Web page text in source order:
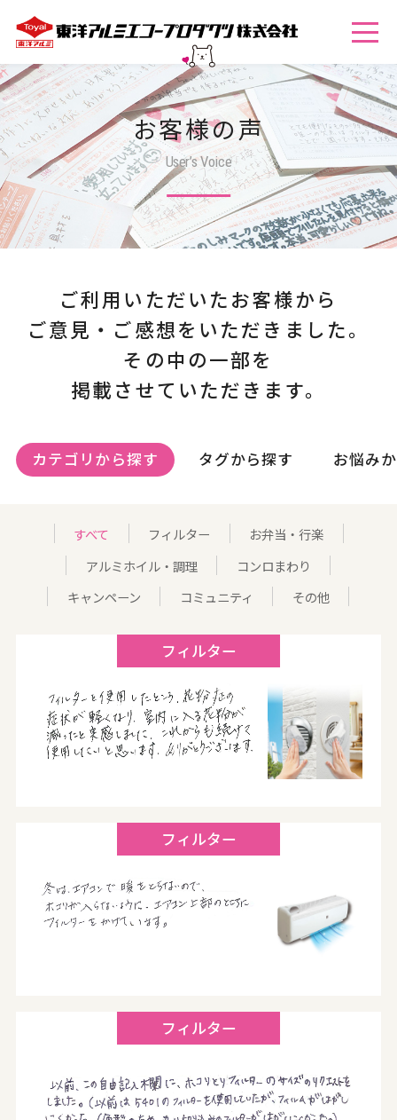
お客様の声
User’s Voice
ご利用いただいたお客様から
ご意見・ご感想をいただきました。
その中の一部を
掲載させていただきます。
カテゴリから探す タグから探す お悩み
すべて フィルター
お弁当・行楽
アルミホイル・調理
コンロまわり
キャンペーン
コミュニティ その他
フィルター
フィルター
フィルター